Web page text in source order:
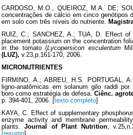
CARDOSO, M.O., QUEIROZ, M.A. DE;
concentrações de cálcio em cinco genótipos
em solo com três níveis do nutriente.
RUIZ, C.; SANCHEZ, A.; TUA, D. Effect
placement potassium on the concentration
in the tomato (Lycopersicon esculentum
(LUZ), v.23,p.161-170, 2006.
MICRONUTRIENTES
FIRMINO, A.; ABREU, H.S. PORTUGAL,
ligno-anatômicas em solanum gilo raddi
boro como estratégia de defesa. Ciênc.
p. 394-401, 2006. [ texto completo
KAYA, C. Effect of supplementary
enzyme activity and membrane
plants.Journal of Plant Nutrition,
[resumo